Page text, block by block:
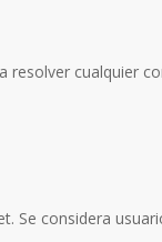
resolver cualquier
Se considera